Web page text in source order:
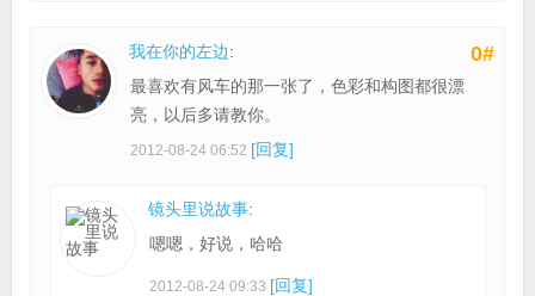
0#
我在你的左边:
最喜欢有风车的那一张了，色彩和构图都很漂
亮，以后多请教你。
2012-08-24 06:52 [回复]
镜头里说故事:
嗯嗯，好说，哈哈
2012-08-24 09:33 [回复]